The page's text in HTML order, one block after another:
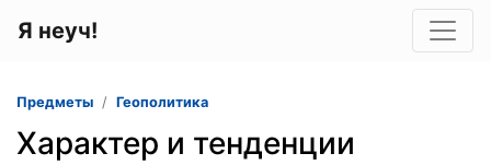
Я неуч!
Предметы Геополитика
Характер и тенденции